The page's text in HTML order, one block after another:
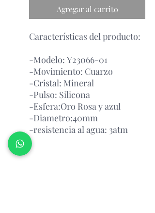
Agregar al carrito
Características del producto:
-Modelo: Y23066-01
-Movimiento: Cuarzo
-Cristal: Mineral
-Pulso: Silicona
-Esfera:Oro Rosa y azul
-Diametro:40mm
-resistencia al agua: 3atm